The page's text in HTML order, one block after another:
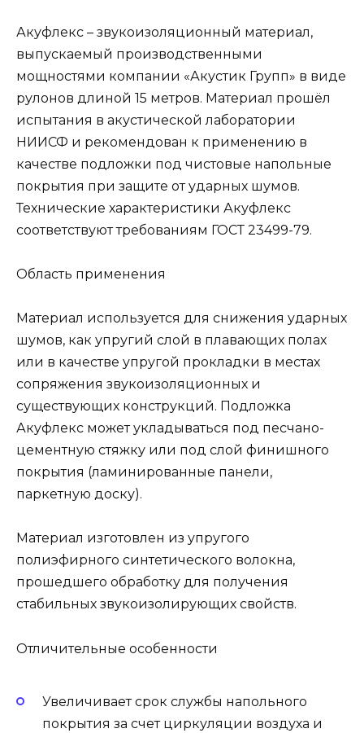
Акуфлекс – звукоизоляционный материал,
выпускаемый производственными
мощностями компании «Акустик Групп» в виде
рулонов длиной 15 метров. Материал прошёл
испытания в акустической лаборатории
НИИСФ и рекомендован к применению в
качестве подложки под чистовые напольные
покрытия при защите от ударных шумов.
Технические характеристики Акуфлекс
соответствуют требованиям ГОСТ 23499-79.
Область применения
Материал используется для снижения ударных
шумов, как упругий слой в плавающих полах
или в качестве упругой прокладки в местах
сопряжения звукоизоляционных и
существующих конструкций. Подложка
Акуфлекс может укладываться под песчано-
цементную стяжку или под слой финишного
покрытия (ламинированные панели,
паркетную доску).
Материал изготовлен из упругого
полиэфирного синтетического волокна,
прошедшего обработку для получения
стабильных звукоизолирующих свойств.
Отличительные особенности
Увеличивает срок службы напольного
покрытия за счет циркуляции воздуха и